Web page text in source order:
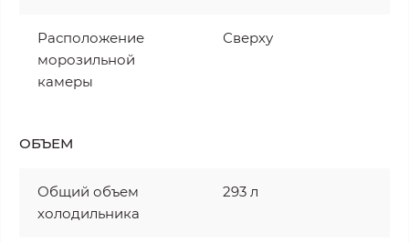
Расположение
морозильной
камеры
Сверху
ОБЪЕМ
Общий объем
холодильника
293 л